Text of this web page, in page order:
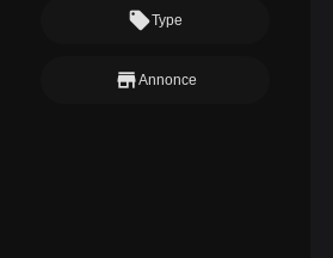
local_offerType
storeAnnonce